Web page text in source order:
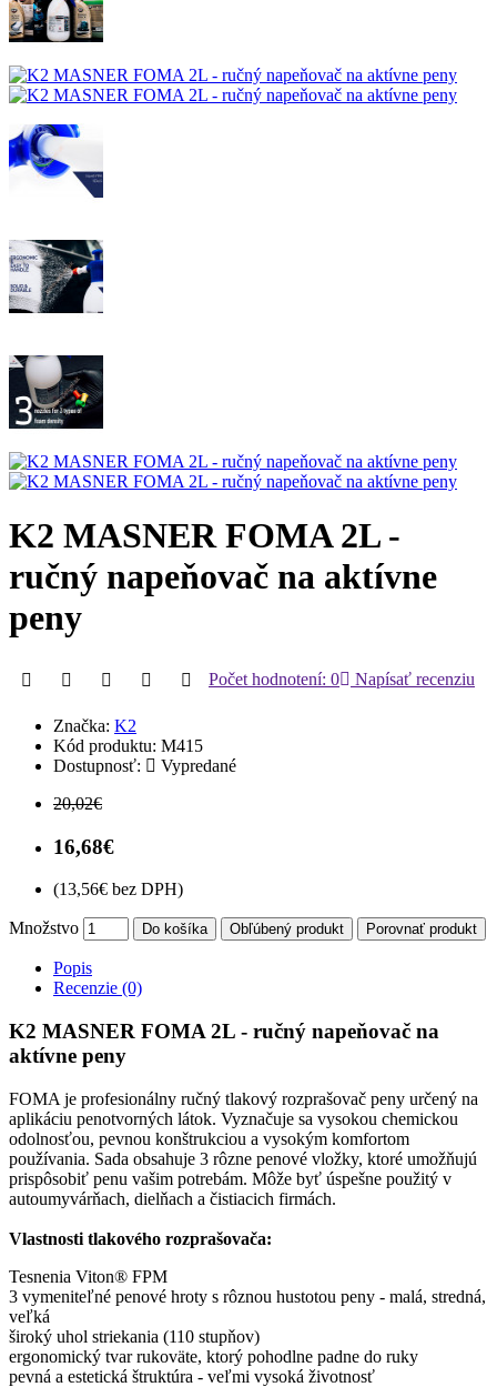
K2 MASNER FOMA 2L -
ručný napeňovač na aktívne
peny
Počet hodnotení: 0 Napísať recenziu
Značka: K2
Kód produktu: M415
Dostupnosť:
Vypredané
20,02€
16,68€
(13,56€ bez DPH)
Množstvo Do košíka Obľúbený produkt Porovnať produkt
Popis
Recenzie (0)
K2 MASNER FOMA 2L - ručný napeňovač na
aktívne peny
FOMA je profesionálny ručný tlakový rozprašovač peny určený na
aplikáciu penotvorných látok. Vyznačuje sa vysokou chemickou
odolnosťou, pevnou konštrukciou a vysokým komfortom
používania. Sada obsahuje 3 rôzne penové vložky, ktoré umožňujú
prispôsobiť penu vašim potrebám. Môže byť úspešne použitý v
autoumyvárňach, dielňach a čistiacich firmách.
Vlastnosti tlakového rozprašovača:
Tesnenia Viton® FPM
3 vymeniteľné penové hroty s rôznou hustotou peny - malá, stredná,
veľká
široký uhol striekania (110 stupňov)
ergonomický tvar rukoväte, ktorý pohodlne padne do ruky
pevná a estetická štruktúra - veľmi vysoká životnosť